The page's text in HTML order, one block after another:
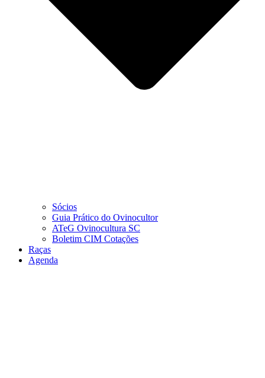
Sócios
Guia Prático do Ovinocultor
ATeG Ovinocultura SC
Boletim CIM Cotações
Raças
Agenda